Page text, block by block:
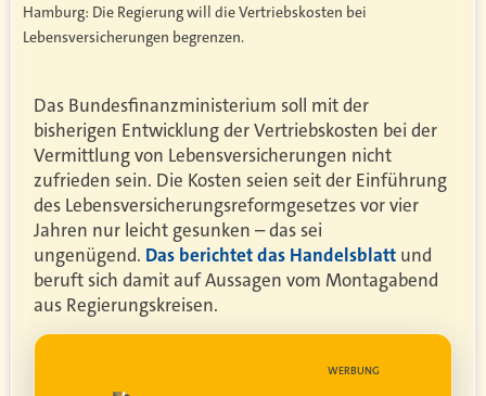
Hamburg: Die Regierung will die Vertriebskosten bei
Lebensversicherungen begrenzen.
Das Bundesfinanzministerium soll mit der
bisherigen Entwicklung der Vertriebskosten bei der
Vermittlung von Lebensversicherungen nicht
zufrieden sein. Die Kosten seien seit der Einführung
des Lebensversicherungsreformgesetzes vor vier
Jahren nur leicht gesunken – das sei
ungenügend. Das berichtet das Handelsblatt und
beruft sich damit auf Aussagen vom Montagabend
aus Regierungskreisen.
WERBUNG